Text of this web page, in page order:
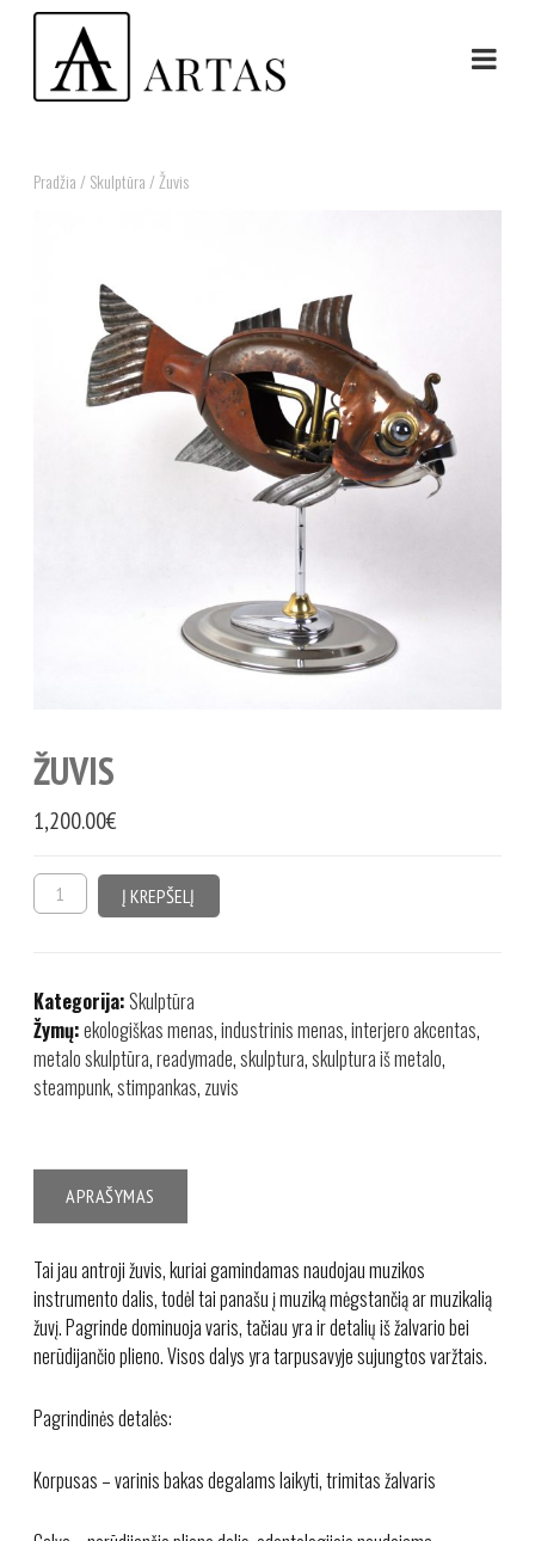
Pradžia /Skulptūra / Žuvis
ŽUVIS
1,200.00€
Į KREPŠELĮ
Kategorija:Skulptūra
Žymų:ekologiškas menas,industrinis menas,interjero akcentas,
metalo skulptūra,readymade,skulptura,skulptura iš metalo,
steampunk,stimpankas, zuvis
APRAŠYMAS
Tai jau antroji žuvis, kuriai gamindamas naudojau muzikos
instrumento dalis, todėl tai panašu į muziką mėgstančią ar muzikalią
žuvį. Pagrinde dominuoja varis, tačiau yra ir detalių iš žalvario bei
nerūdijančio plieno. Visos dalys yra tarpusavyje sujungtos varžtais.
Pagrindinės detalės:
Korpusas – varinis bakas degalams laikyti, trimitas žalvaris